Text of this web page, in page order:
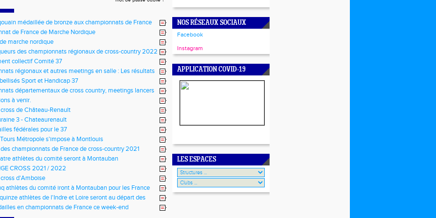
médaillée de bronze aux championnats de France
de France de Marche Nordique
marche nordique
des championnats régionaux de cross-country 2022
collectif Comité 37
régionaux et autres meetings en salle : Les résultats
Sport et Handicap 37
départementaux de cross country, meetings lancers
en salle
à venir.
de Château-Renault
3 - Chateaurenault
fédérales pour le 37
Tours Métropole s'impose à Montlouis
championnats de France de cross-country 2021
athlètes du comité seront à Montauban
CROSS 2021 / 2022
d'Amboise
athlètes du comité iront à Montauban pour les France
athlètes de l'Indre et Loire seront au départ des
de cross-country 2021
en championnats de France ce week-end
NOS RÉSEAUX SOCIAUX
Facebook
Instagram
APPLICATION COVID-19
LES ESPACES